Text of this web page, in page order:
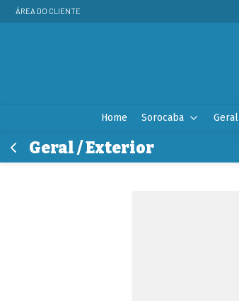
ÁREA DO CLIENTE
Home Sorocaba Geral
Geral / Exterior